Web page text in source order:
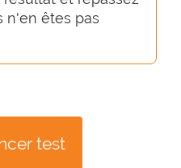
n'en êtes pas
test